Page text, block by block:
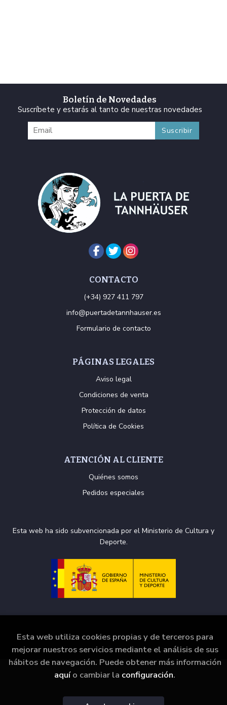
Boletín de Novedades
Suscríbete y estarás al tanto de nuestras novedades
CONTACTO
(+34) 927 411 797
info@puertadetannhauser.es
Formulario de contacto
PÁGINAS LEGALES
Aviso legal
Condiciones de venta
Protección de datos
Política de Cookies
ATENCIÓN AL CLIENTE
Quiénes somos
Pedidos especiales
Esta web ha sido subvencionada por el Ministerio de Cultura y
Deporte.
2026 ©La Puerta de Tannhäuser. Todos los Derechos
Reservados |Grupo Trevenque
Esta web utiliza cookies propias y de terceros para
mejorar nuestros servicios mediante el análisis de sus
hábitos de navegación. Puede obtener más información
aquío cambiar la configuración.